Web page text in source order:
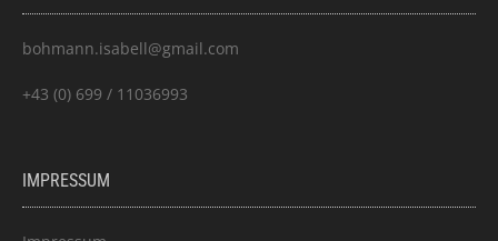
bohmann.isabell@gmail.com
+43 (0) 699 / 11036993
IMPRESSUM